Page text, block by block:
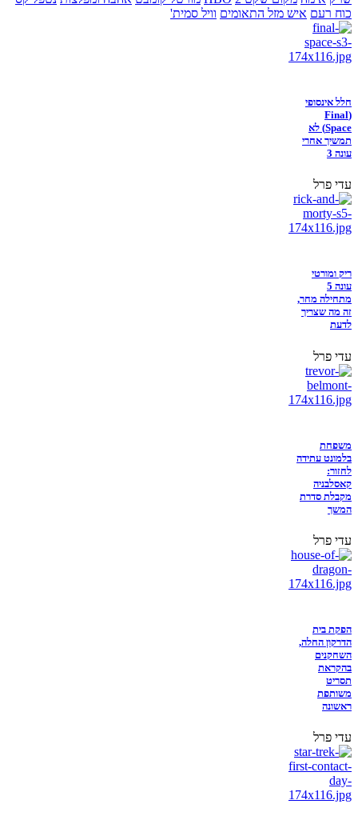
כוח רעם איש מזל התאומים וויל סמית'
חלל אינסופי
(Final
Space) לא
תמשיך אחרי
עונה 3
עדי פרל
ריק ומורטי
עונה 5
מתחילה מחר,
זה מה שצריך
לדעת
עדי פרל
משפחת
בלמונט עתידה
לחזור:
קאסלבניה
מקבלת סדרת
המשך
עדי פרל
הפקת בית
הדרקון החלה,
השחקנים
בהקראת
תסריט
משותפת
ראשונה
עדי פרל